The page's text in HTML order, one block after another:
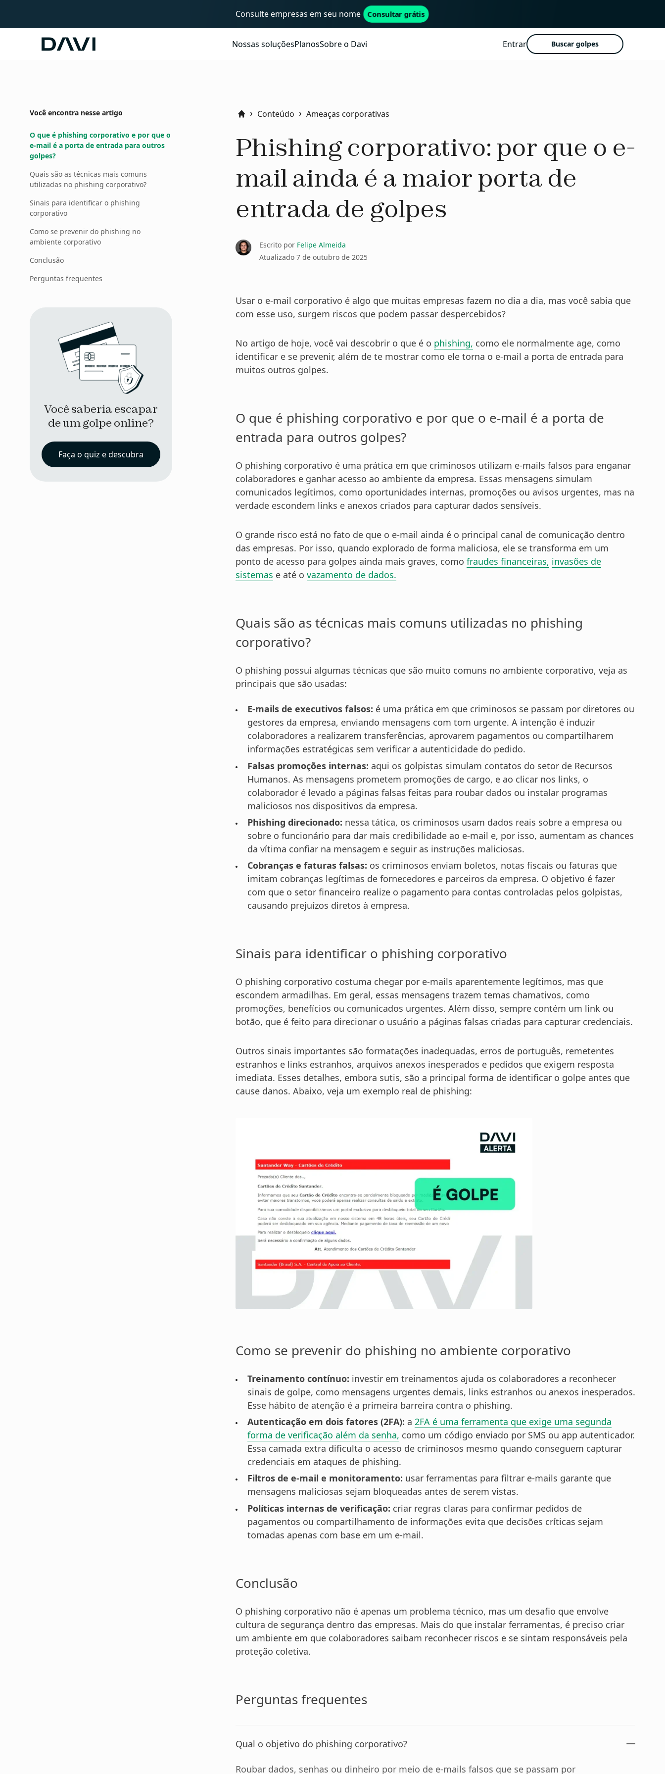
Consulte empresas em seu nome Consultar grátis
Davi Nossas soluçõesPlanosSobre o Davi Entrar Buscar golpes
Você encontra nesse artigo
O que é phishing corporativo e por que o
e-mail é a porta de entrada para outros
golpes?
Quais são as técnicas mais comuns
utilizadas no phishing corporativo?
Sinais para identificar o phishing
corporativo
Como se prevenir do phishing no
ambiente corporativo
Conclusão
Perguntas frequentes
Você saberia escapar
de um golpe online?
Faça o quiz e descubra
HomeConteúdo Ameaças corporativas
Phishing corporativo: por que o e-
mail ainda é a maior porta de
entrada de golpes
Escrito por Felipe Almeida
Atualizado 7 de outubro de 2025
Usar o e-mail corporativo é algo que muitas empresas fazem no dia a dia, mas você sabia que
com esse uso, surgem riscos que podem passar despercebidos?
No artigo de hoje, você vai descobrir o que é o phishing, como ele normalmente age, como
identificar e se prevenir, além de te mostrar como ele torna o e-mail a porta de entrada para
muitos outros golpes.
O que é phishing corporativo e por que o e-mail é a porta de
entrada para outros golpes?
O phishing corporativo é uma prática em que criminosos utilizam e-mails falsos para enganar
colaboradores e ganhar acesso ao ambiente da empresa. Essas mensagens simulam
comunicados legítimos, como oportunidades internas, promoções ou avisos urgentes, mas na
verdade escondem links e anexos criados para capturar dados sensíveis.
O grande risco está no fato de que o e-mail ainda é o principal canal de comunicação dentro
das empresas. Por isso, quando explorado de forma maliciosa, ele se transforma em um
ponto de acesso para golpes ainda mais graves, como fraudes financeiras, invasões de
sistemas e até o vazamento de dados.
Quais são as técnicas mais comuns utilizadas no phishing
corporativo?
O phishing possui algumas técnicas que são muito comuns no ambiente corporativo, veja as
principais que são usadas:
E-mails de executivos falsos: é uma prática em que criminosos se passam por diretores ou
gestores da empresa, enviando mensagens com tom urgente. A intenção é induzir
colaboradores a realizarem transferências, aprovarem pagamentos ou compartilharem
informações estratégicas sem verificar a autenticidade do pedido.
Falsas promoções internas: aqui os golpistas simulam contatos do setor de Recursos
Humanos. As mensagens prometem promoções de cargo, e ao clicar nos links, o
colaborador é levado a páginas falsas feitas para roubar dados ou instalar programas
maliciosos nos dispositivos da empresa.
Phishing direcionado: nessa tática, os criminosos usam dados reais sobre a empresa ou
sobre o funcionário para dar mais credibilidade ao e-mail e, por isso, aumentam as chances
da vítima confiar na mensagem e seguir as instruções maliciosas.
Cobranças e faturas falsas: os criminosos enviam boletos, notas fiscais ou faturas que
imitam cobranças legítimas de fornecedores e parceiros da empresa. O objetivo é fazer
com que o setor financeiro realize o pagamento para contas controladas pelos golpistas,
causando prejuízos diretos à empresa.
Sinais para identificar o phishing corporativo
O phishing corporativo costuma chegar por e-mails aparentemente legítimos, mas que
escondem armadilhas. Em geral, essas mensagens trazem temas chamativos, como
promoções, benefícios ou comunicados urgentes. Além disso, sempre contém um link ou
botão, que é feito para direcionar o usuário a páginas falsas criadas para capturar credenciais.
Outros sinais importantes são formatações inadequadas, erros de português, remetentes
estranhos e links estranhos, arquivos anexos inesperados e pedidos que exigem resposta
imediata. Esses detalhes, embora sutis, são a principal forma de identificar o golpe antes que
cause danos. Abaixo, veja um exemplo real de phishing:
Como se prevenir do phishing no ambiente corporativo
Treinamento contínuo: investir em treinamentos ajuda os colaboradores a reconhecer
sinais de golpe, como mensagens urgentes demais, links estranhos ou anexos inesperados.
Esse hábito de atenção é a primeira barreira contra o phishing.
Autenticação em dois fatores (2FA): a 2FA é uma ferramenta que exige uma segunda
forma de verificação além da senha, como um código enviado por SMS ou app autenticador.
Essa camada extra dificulta o acesso de criminosos mesmo quando conseguem capturar
credenciais em ataques de phishing.
Filtros de e-mail e monitoramento: usar ferramentas para filtrar e-mails garante que
mensagens maliciosas sejam bloqueadas antes de serem vistas.
Políticas internas de verificação: criar regras claras para confirmar pedidos de
pagamentos ou compartilhamento de informações evita que decisões críticas sejam
tomadas apenas com base em um e-mail.
Conclusão
O phishing corporativo não é apenas um problema técnico, mas um desafio que envolve
cultura de segurança dentro das empresas. Mais do que instalar ferramentas, é preciso criar
um ambiente em que colaboradores saibam reconhecer riscos e se sintam responsáveis pela
proteção coletiva.
Perguntas frequentes
Qual o objetivo do phishing corporativo?
Roubar dados, senhas ou dinheiro por meio de e-mails falsos que se passam por